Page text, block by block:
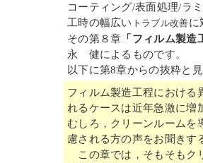
コーティング/表面処理/ラ
工時の幅広い トラブル改善に
その第８章 「フィルム製
永 健によるものです。
以下に第8章からの抜粋と
フィルム製造工程における
れるケースは近年急激に増
むしろ，クリーンルームを
慮される方の声をお聞きす
この章では，そもそもク